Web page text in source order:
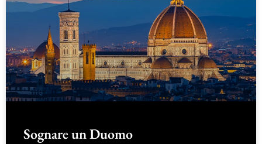
Sognare un Duomo